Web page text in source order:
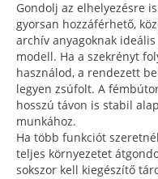
Gondolj az elhelyezésre
gyorsan hozzáférhető,
archív anyagoknak
modell. Ha a szekrényt
használod, a rendezett
legyen zsúfolt. A
hosszú távon is stabil
munkához.
Ha több funkciót
teljes környezetet
sokszor kell kiegészítő